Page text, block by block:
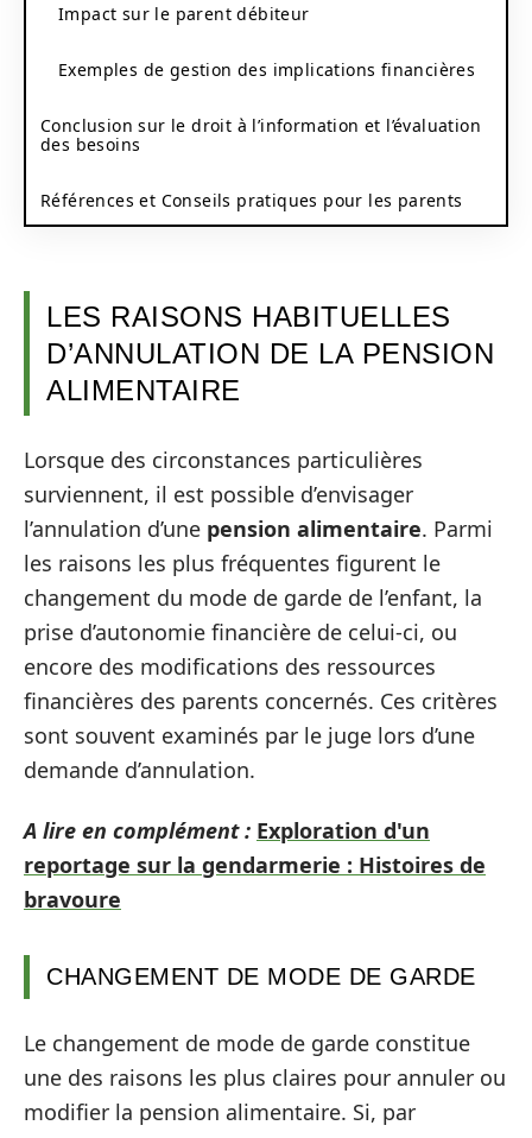
Impact sur le parent débiteur
Exemples de gestion des implications financières
Conclusion sur le droit à l’information et l’évaluation
des besoins
Références et Conseils pratiques pour les parents
LES RAISONS HABITUELLES
D’ANNULATION DE LA PENSION
ALIMENTAIRE
Lorsque des circonstances particulières
surviennent, il est possible d’envisager
l’annulation d’une pension alimentaire. Parmi
les raisons les plus fréquentes figurent le
changement du mode de garde de l’enfant, la
prise d’autonomie financière de celui-ci, ou
encore des modifications des ressources
financières des parents concernés. Ces critères
sont souvent examinés par le juge lors d’une
demande d’annulation.
A lire en complément : Exploration d'un
reportage sur la gendarmerie : Histoires de
bravoure
CHANGEMENT DE MODE DE GARDE
Le changement de mode de garde constitue
une des raisons les plus claires pour annuler ou
modifier la pension alimentaire. Si, par